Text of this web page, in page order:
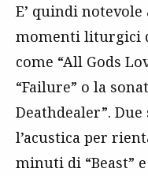
E’ quindi
momenti liturgici
come “All Gods
“Failure” o la
Deathdealer”.
l’acustica per
minuti di “Beast”